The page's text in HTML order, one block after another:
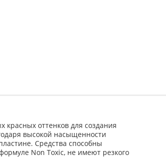
оттенков для создания
высокой насыщенности
Средства способны
Non Toxic, не имеют резкого